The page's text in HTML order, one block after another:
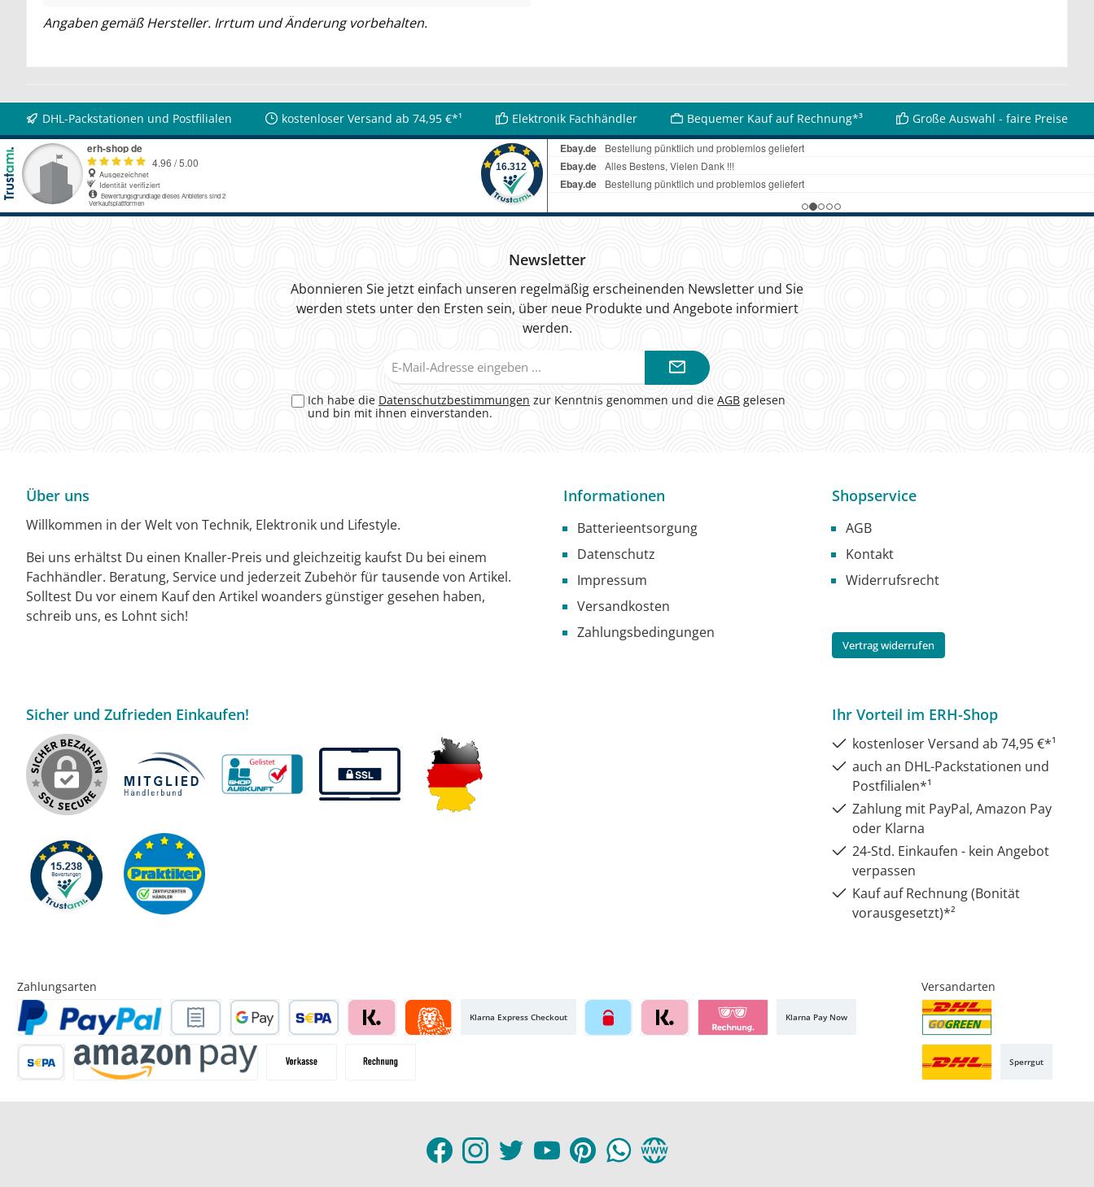
Angaben gemäß Hersteller. Irrtum und Änderung vorbehalten.
DHL-Packstationen und Postfilialen kostenloser Versand ab 74,95 €*¹ Elektronik Fachhändler Bequemer Kauf auf Rechnung*³ Große Auswahl - faire Preise
Newsletter
Abonnieren Sie jetzt einfach unseren regelmäßig erscheinenden Newsletter und Sie
werden stets unter den Ersten sein, über neue Produkte und Angebote informiert
werden.
Mail-
Ich habe die Datenschutzbestimmungen zur Kenntnis genommen und die AGB gelesen
und bin mit ihnen einverstanden.
Über uns
Willkommen in der Welt von Technik, Elektronik und Lifestyle.
Bei uns erhältst Du einen Knaller-Preis und gleichzeitig kaufst Du bei einem
Fachhändler. Beratung, Service und jederzeit Zubehör für tausende von Artikel.
Solltest Du vor einem Kauf den Artikel woanders günstiger gesehen haben,
schreib uns, es Lohnt sich!
Informationen
Batterieentsorgung
Datenschutz
Impressum
Versandkosten
Zahlungsbedingungen
Shopservice
AGB
Kontakt
Widerrufsrecht
Vertrag widerrufen
Sicher und Zufrieden Einkaufen! Ihr Vorteil im ERH-Shop
kostenloser Versand ab 74,95 €*¹
auch an DHL-Packstationen und
Postfilialen*¹
Zahlung mit PayPal, Amazon Pay
oder Klarna
24-Std. Einkaufen - kein Angebot
verpassen
Kauf auf Rechnung (Bonität
vorausgesetzt)*²
Zahlungsarten
Klarna Express Checkout Klarna Pay Now
Versandarten
Sperrgut